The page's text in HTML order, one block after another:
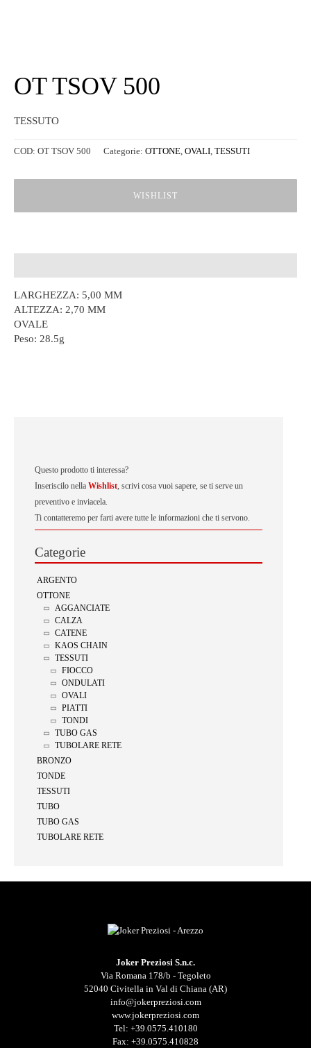
Questo prodotto ti interessa?
Inseriscilo nella Wishlist, scrivi cosa vuoi sapere, se ti serve un
preventivo e inviacela.
Ti contatteremo per farti avere tutte le informazioni che ti servono.
Categorie
ARGENTO
OTTONE
AGGANCIATE
CALZA
CATENE
KAOS CHAIN
TESSUTI
FIOCCO
ONDULATI
OVALI
PIATTI
TONDI
TUBO GAS
TUBOLARE RETE
BRONZO
TONDE
TESSUTI
TUBO
TUBO GAS
TUBOLARE RETE
OT TSOV 500
TESSUTO
COD: OT TSOV 500 Categorie: OTTONE, OVALI, TESSUTI
WISHLIST
LARGHEZZA: 5,00 MM
ALTEZZA: 2,70 MM
OVALE
Peso: 28.5g
Joker Preziosi S.n.c.
Via Romana 178/b - Tegoleto
52040 Civitella in Val di Chiana (AR)
info@jokerpreziosi.com
www.jokerpreziosi.com
Tel: +39.0575.410180
Fax: +39.0575.410828